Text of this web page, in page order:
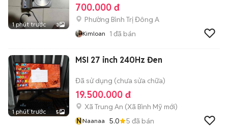
1 phút trước 3
700.000 đ
Phường Bình Trị Đông A
Kimloan 1 đã bán
1 phút trước 5
MSI 27 inch 240Hz Đen
Đã sử dụng (chưa sửa chữa)
19.500.000 đ
Xã Trung An (Xã Bình Mỹ mới)
NNaanaa 5.0 5 đã bán